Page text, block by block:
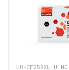
LH-CF259XL U_NC